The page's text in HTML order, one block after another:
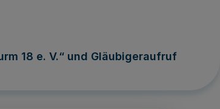
18 e. V.“ und Gläubigeraufruf